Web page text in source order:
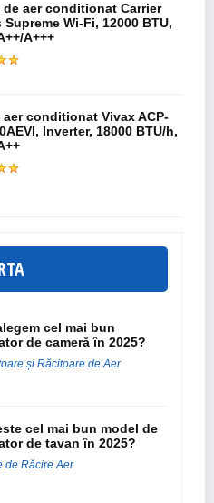
de aer conditionat Carrier
Supreme Wi-Fi, 12000 BTU,
A+++
aer conditionat Vivax ACP-
Inverter, 18000 BTU/h,
cel mai bun
de cameră în 2025?
și Răcitoare de Aer
cel mai bun model de
de tavan în 2025?
de Răcire Aer